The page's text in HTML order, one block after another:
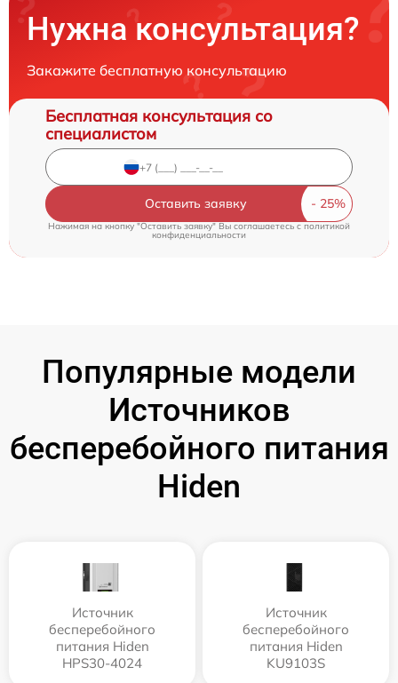
Нужна консультация?
Закажите бесплатную консультацию
Бесплатная консультация со
специалистом
Оставить заявку
Нажимая на кнопку "Оставить заявку" Вы соглашаетесь c политикой
конфиденциальности
Популярные модели
Источников
бесперебойного питания
Hiden
Источник
бесперебойного
питания Hiden
HPS30-4024
Источник
бесперебойного
питания Hiden
KU9103S